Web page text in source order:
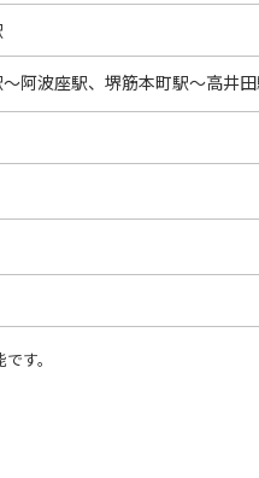
阿波座駅、堺筋本町駅～高井
す。